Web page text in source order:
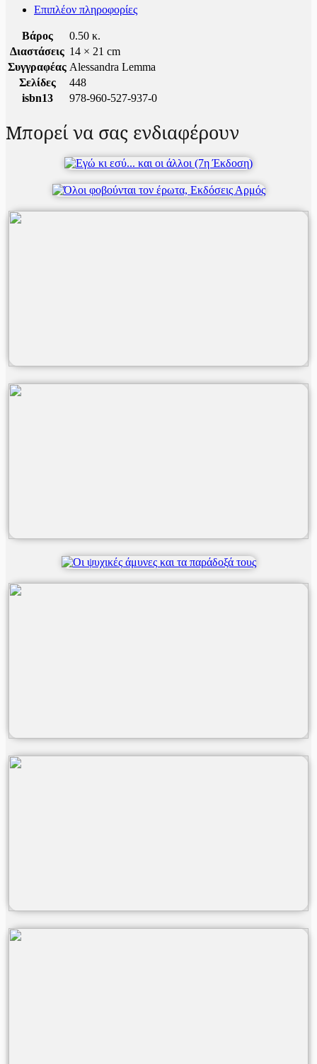
Επιπλέον πληροφορίες
Βάρος
0.50 κ.
Διαστάσεις 14 × 21 cm
Συγγραφέας Alessandra Lemma
Σελίδες
448
isbn13
978-960-527-937-0
Μπορεί να σας ενδιαφέρουν